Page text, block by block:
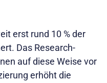
erst rund 10 % der
Das Research-
auf diese Weise vor
erhöht die